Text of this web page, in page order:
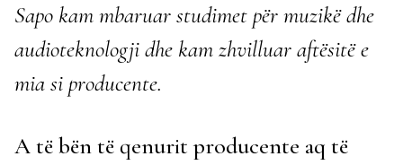
Sapo kam mbaruar studimet për muzikë dhe
audioteknologji dhe kam zhvilluar aftësitë e
mia si producente.
A të bën të qenurit producente aq të